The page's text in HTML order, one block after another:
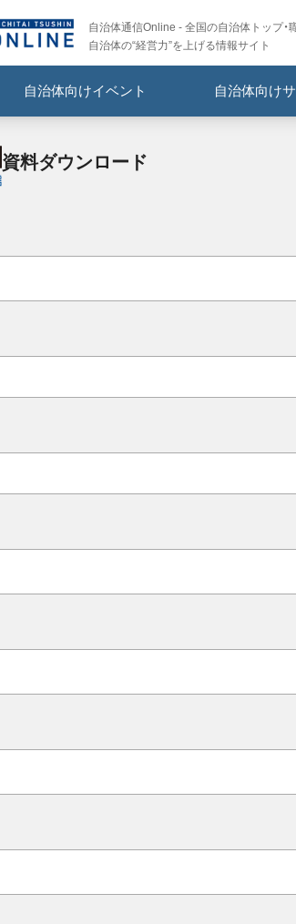
自治体通信Online - 全国の自治体トップ・
自治体の“経営力”を上げる情報サイト
自治体向けイベント 自治体向け
資料ダウンロード